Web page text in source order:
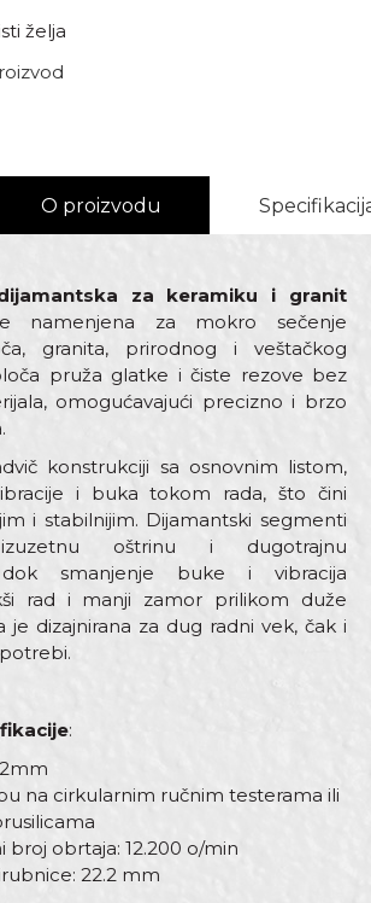
želja
O proizvodu
za keramiku i granit
namenjena za mokro sečenje
granita, prirodnog i veštačkog
pruža glatke i čiste rezove bez
omogućavajući precizno i brzo
konstrukciji sa osnovnim listom,
i buka tokom rada, što čini
i stabilnijim. Dijamantski segmenti
oštrinu i dugotrajnu
dok smanjenje buke i vibracija
rad i manji zamor prilikom duže
je dizajnirana za dug radni vek, čak i
:
na cirkularnim ručnim testerama ili
broj obrtaja: 12.200 o/min
22.2 mm